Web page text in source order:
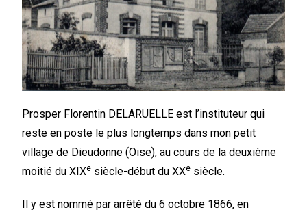
Prosper Florentin DELARUELLE est l’instituteur qui
reste en poste le plus longtemps dans mon petit
village de Dieudonne (Oise), au cours de la deuxième
moitié du XIXe siècle-début du XXe siècle.
Il y est nommé par arrêté du 6 octobre 1866, en